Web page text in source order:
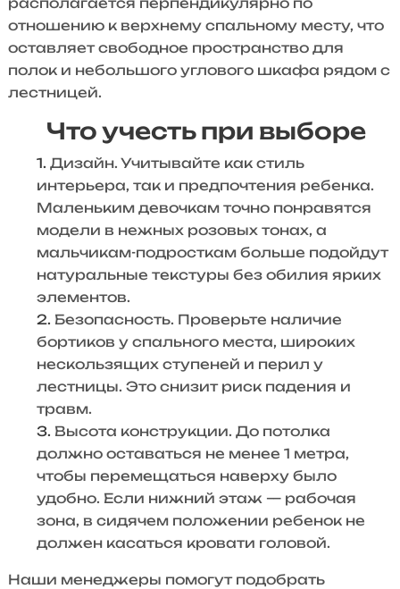
отношению к верхнему спальному месту, что
оставляет свободное пространство для
полок и небольшого углового шкафа рядом с
лестницей.
Что учесть при выборе
Дизайн. Учитывайте как стиль
интерьера, так и предпочтения ребенка.
Маленьким девочкам точно понравятся
модели в нежных розовых тонах, а
мальчикам-подросткам больше подойдут
натуральные текстуры без обилия ярких
элементов.
Безопасность. Проверьте наличие
бортиков у спального места, широких
нескользящих ступеней и перил у
лестницы. Это снизит риск падения и
травм.
Высота конструкции. До потолка
должно оставаться не менее 1 метра,
чтобы перемещаться наверху было
удобно. Если нижний этаж — рабочая
зона, в сидячем положении ребенок не
должен касаться кровати головой.
Наши менеджеры помогут подобрать